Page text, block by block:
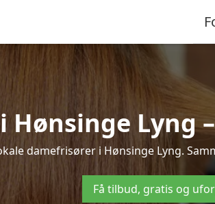
Hønsinge Lyng
damefrisører i Hønsinge Lyng.
Få tilbud, gratis og